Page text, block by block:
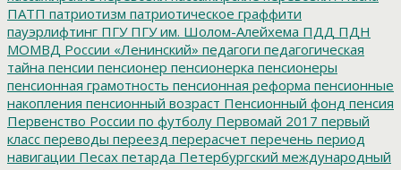
ПАТП патриотизм патриотическое граффити
пауэрлифтинг ПГУПГУ им. Шолом-Алейхема ПДД ПДН
МОМВД России «Ленинский» педагоги педагогическая
тайна пенсии пенсионер пенсионерка пенсионеры
пенсионная грамотность пенсионная реформа пенсионные
накопления пенсионный возраст Пенсионный фонд пенсия
Первенство России по футболу Первомай 2017 первый
класс переводы переезд перерасчет перечень период
навигации Песах петарда Петербургский международный